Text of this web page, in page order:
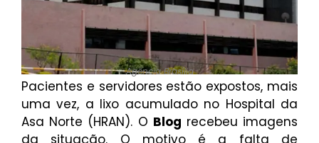
Agência Brasília
Pacientes e servidores estão expostos, mais
uma vez, a lixo acumulado no Hospital da
Asa Norte (HRAN). O Blog recebeu imagens
da situação. O motivo é a falta de